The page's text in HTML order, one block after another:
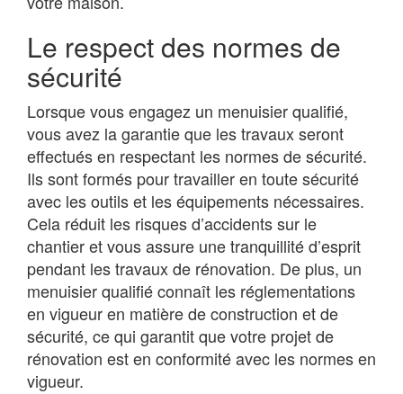
Le respect des normes de
sécurité
Lorsque vous engagez un menuisier qualifié,
vous avez la garantie que les travaux seront
effectués en respectant les normes de sécurité.
Ils sont formés pour travailler en toute sécurité
avec les outils et les équipements nécessaires.
Cela réduit les risques d’accidents sur le
chantier et vous assure une tranquillité d’esprit
pendant les travaux de rénovation. De plus, un
menuisier qualifié connaît les réglementations
en vigueur en matière de construction et de
sécurité, ce qui garantit que votre projet de
rénovation est en conformité avec les normes en
vigueur.